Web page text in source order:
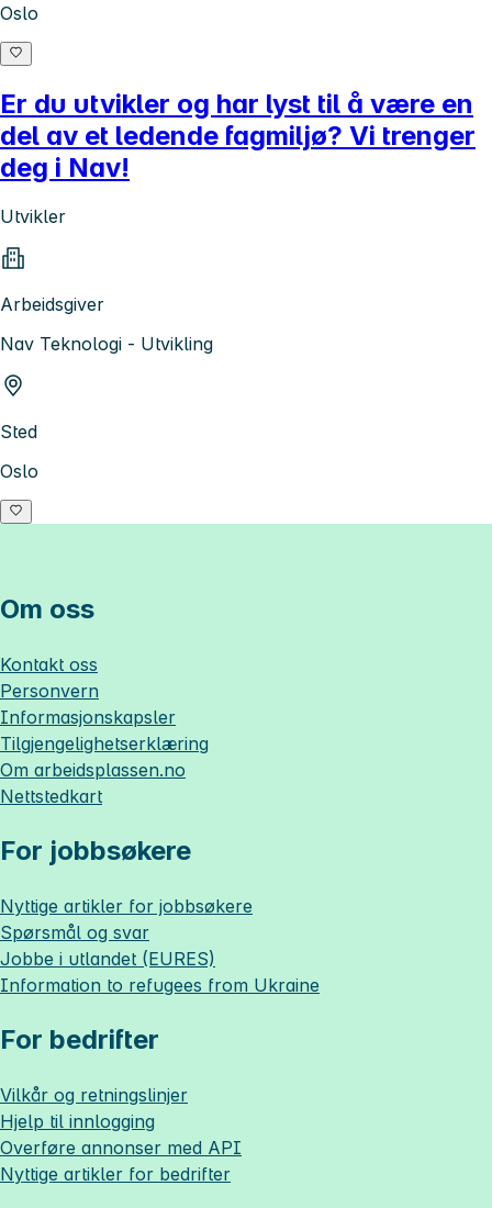
Oslo
Er du utvikler og har lyst til å være en
del av et ledende fagmiljø? Vi trenger
deg i Nav!
Utvikler
Arbeidsgiver
Nav Teknologi - Utvikling
Sted
Oslo
Om oss
Kontakt oss
Personvern
Informasjonskapsler
Tilgjengelighetserklæring
Om arbeidsplassen.no
Nettstedkart
For jobbsøkere
Nyttige artikler for jobbsøkere
Spørsmål og svar
Jobbe i utlandet (EURES)
Information to refugees from Ukraine
For bedrifter
Vilkår og retningslinjer
Hjelp til innlogging
Overføre annonser med API
Nyttige artikler for bedrifter